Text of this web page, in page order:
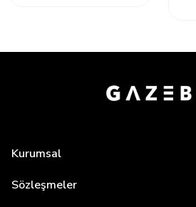
Kurumsal
Sözleşmeler